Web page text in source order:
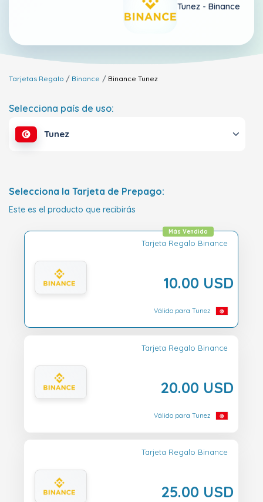
Tunez - Binance
Tarjetas Regalo Binance Binance Tunez
Selecciona país de uso:
Tunez
Selecciona la Tarjeta de Prepago:
Este es el producto que recibirás
Tarjeta Regalo Binance
10.00 USD
Más Vendido
Válido para Tunez
Tarjeta Regalo Binance
20.00 USD
Válido para Tunez
Tarjeta Regalo Binance
25.00 USD